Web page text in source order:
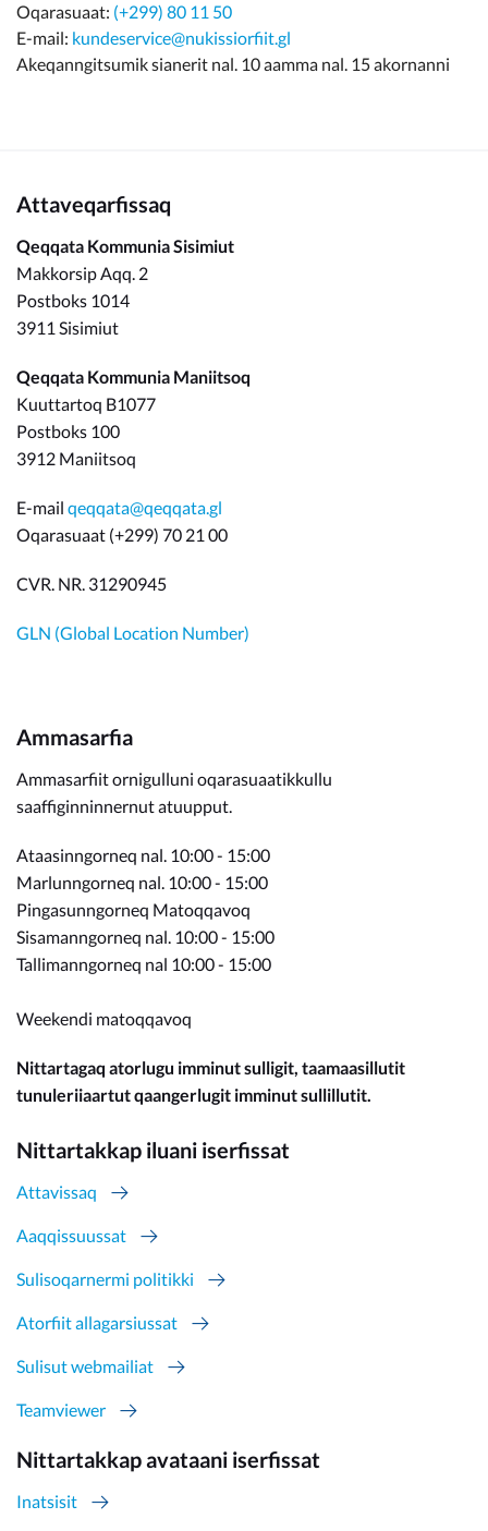
Oqarasuaat: (+299) 80 11 50
E-mail: kundeservice@nukissiorfiit.gl
Akeqanngitsumik sianerit nal. 10 aamma nal. 15 akornanni
Attaveqarfissaq
Qeqqata Kommunia Sisimiut
Makkorsip Aqq. 2
Postboks 1014
3911 Sisimiut
Qeqqata Kommunia Maniitsoq
Kuuttartoq B1077
Postboks 100
3912 Maniitsoq
E-mail qeqqata@qeqqata.gl
Oqarasuaat (+299) 70 21 00
CVR. NR. 31290945
GLN (Global Location Number)
Ammasarfia
Ammasarfiit ornigulluni oqarasuaatikkullu
saaffiginninnernut atuupput.
Ataasinngorneq nal. 10:00 - 15:00
Marlunngorneq nal. 10:00 - 15:00
Pingasunngorneq Matoqqavoq
Sisamanngorneq nal. 10:00 - 15:00
Tallimanngorneq nal 10:00 - 15:00
Weekendi matoqqavoq
Nittartagaq atorlugu imminut sulligit, taamaasillutit
tunuleriiaartut qaangerlugit imminut sullillutit.
Nittartakkap iluani iserfissat
Attavissaq
Aaqqissuussat
Sulisoqarnermi politikki
Atorfiit allagarsiussat
Sulisut webmailiat
Teamviewer
Nittartakkap avataani iserfissat
Inatsisit